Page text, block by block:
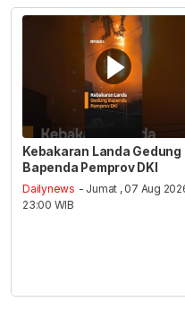
Kebakaran Landa Gedung
Bapenda Pemprov DKI
Dailynews - Jumat , 07 Aug
23:00 WIB